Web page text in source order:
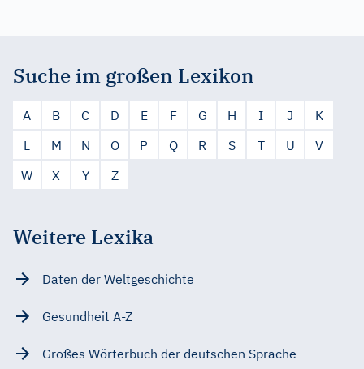
Suche im großen Lexikon
A B C D E F G H I J
K
L
M N O P Q R S T U
V
W
X Y Z
Weitere Lexika
Daten der Weltgeschichte
Gesundheit A-Z
Großes Wörterbuch der deutschen Sprache